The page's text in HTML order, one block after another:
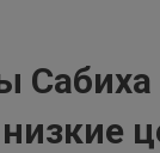
Сабиха